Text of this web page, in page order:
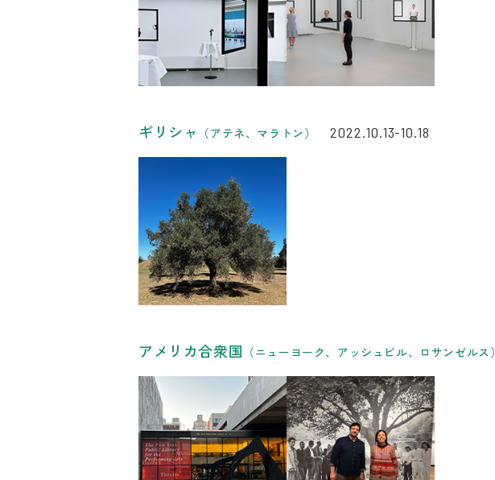
ギリシャ （アテネ、マラトン） 2022.10.13-10.18
リンク
アメリカ合衆国 （ニューヨーク、アッシュビル、ロサンゼルス）
リンク